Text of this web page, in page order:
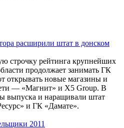
расширили штат в донском
строчку рейтинга крупнейших
продолжает занимать ГК
открывать новые магазины и
— «Магнит» и X5 Group. В
выпуска и наращивали штат
и ГК «Дамате».